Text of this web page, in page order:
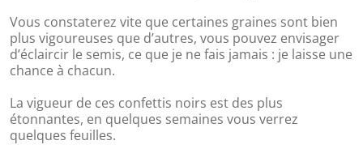
Vous constaterez vite que certaines graines sont bien
plus vigoureuses que d’autres, vous pouvez envisager
d’éclaircir le semis, ce que je ne fais jamais : je laisse une
chance à chacun.
La vigueur de ces confettis noirs est des plus
étonnantes, en quelques semaines vous verrez
quelques feuilles.